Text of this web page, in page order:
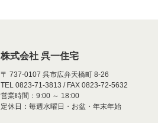
株式会社 呉一住宅
〒 737-0107 呉市広弁天橋町 8-26
TEL 0823-71-3813 / FAX 0823-72-5632
営業時間：9:00 ～ 18:00
定休日：毎週水曜日・お盆・年末年始